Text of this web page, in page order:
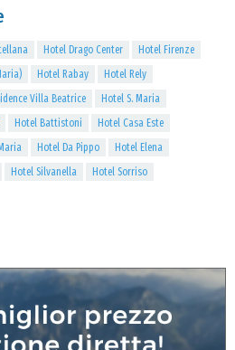
Hotel Drago Center
Hotel Firenze
Hotel Rabay
Hotel Rely
Villa Beatrice
Hotel S. Maria
Hotel Battistoni
Hotel Casa Este
Hotel Da Pippo
Hotel Elena
Hotel Silvanella
Hotel Sorriso